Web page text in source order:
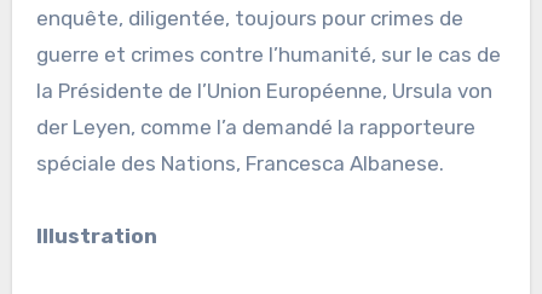
enquête, diligentée, toujours pour crimes de
guerre et crimes contre l’humanité, sur le cas de
la Présidente de l’Union Européenne, Ursula von
der Leyen, comme l’a demandé la rapporteure
spéciale des Nations, Francesca Albanese.
Illustration